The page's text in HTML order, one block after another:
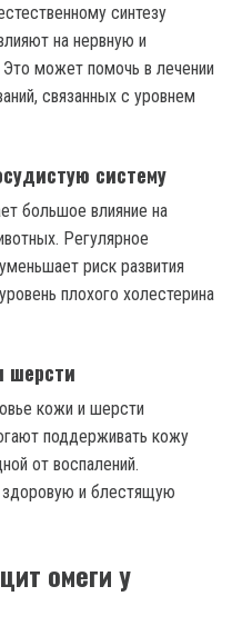
синтезу
на нервную и
может помочь в лечении
связанных с уровнем
систему
большое влияние на
Регулярное
риск развития
плохого холестерина
шерсти
кожи и шерсти
поддерживать кожу
от воспалений.
и блестящую
омеги у